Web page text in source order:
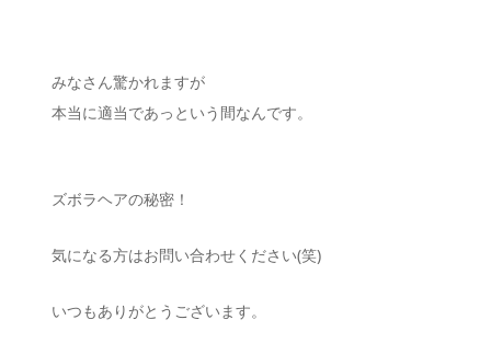
みなさん驚かれますが
本当に適当であっという間なんです。
ズボラヘアの秘密！
気になる方はお問い合わせください(笑)
いつもありがとうございます。